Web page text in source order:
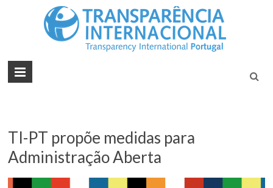
TI-PT propõe medidas para
Administração Aberta